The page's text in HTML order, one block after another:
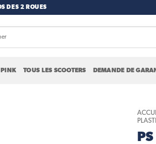
DES 2 ROUES
TOUS LES SCOOTERS DEMANDE DE